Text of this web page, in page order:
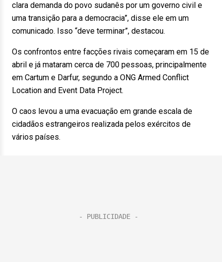
clara demanda do povo sudanês por um governo civil e
uma transição para a democracia”, disse ele em um
comunicado. Isso “deve terminar”, destacou.
Os confrontos entre facções rivais começaram em 15 de
abril e já mataram cerca de 700 pessoas, principalmente
em Cartum e Darfur, segundo a ONG Armed Conflict
Location and Event Data Project.
O caos levou a uma evacuação em grande escala de
cidadãos estrangeiros realizada pelos exércitos de
vários países.